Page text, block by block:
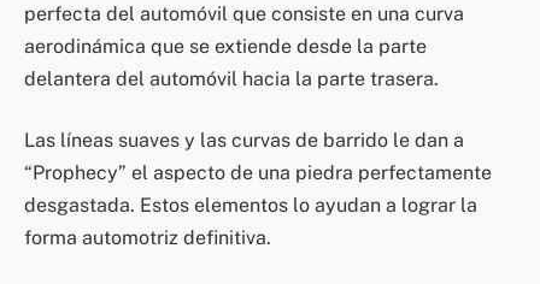
perfecta del automóvil que consiste en una curva
aerodinámica que se extiende desde la parte
delantera del automóvil hacia la parte trasera.
Las líneas suaves y las curvas de barrido le dan a
“Prophecy” el aspecto de una piedra perfectamente
desgastada. Estos elementos lo ayudan a lograr la
forma automotriz definitiva.